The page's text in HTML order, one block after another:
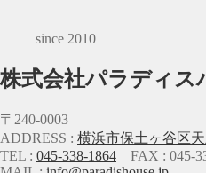
since 2010
株式会社パラディス
〒240-0003
ADDRESS : 横浜市保土ヶ谷区天
TEL : 045-338-1864 FAX : 045-